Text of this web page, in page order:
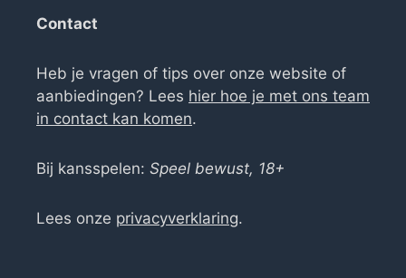
Contact
Heb je vragen of tips over onze website of
aanbiedingen? Lees hier hoe je met ons team
in contact kan komen.
Bij kansspelen: Speel bewust, 18+
Lees onze privacyverklaring.